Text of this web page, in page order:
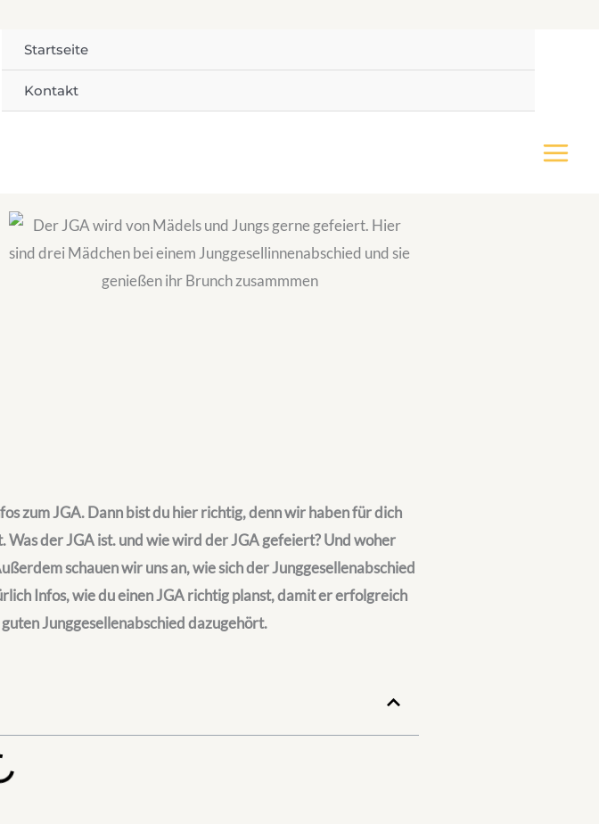
Startseite
Kontakt
zum JGA. Dann bist du hier richtig, denn wir haben für dich
Was der JGA ist. und wie wird der JGA gefeiert? Und woher
schauen wir uns an, wie sich der Junggesellenabschied
Infos, wie du einen JGA richtig planst, damit er erfolgreich
Junggesellenabschied dazugehört.